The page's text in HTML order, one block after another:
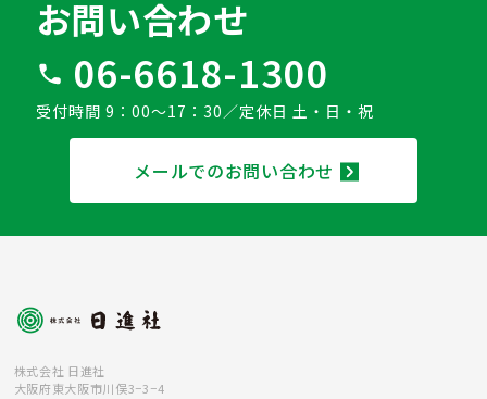
お問い合わせ
06-6618-1300
受付時間 9：00〜17：30／定休日 土・日・祝
メールでのお問い合わせ
株式会社 日進社
大阪府東大阪市川俣3−3−4